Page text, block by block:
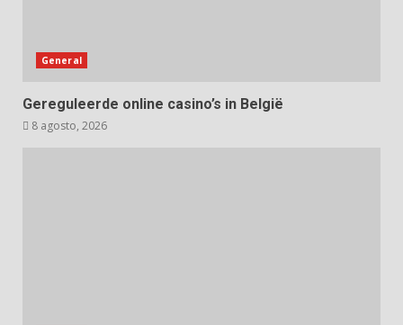
General
Gereguleerde online casino’s in België
8 agosto, 2026